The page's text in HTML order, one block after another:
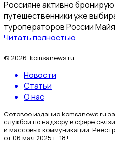
Россияне активно
путешественники уже
туроператоров России
Читать полностью
© 2026 komsanews.ru
Новости
Статьи
О нас
Сетевое издание komsanews.ru
службой по надзору в сфере
и массовых коммуникаций.
от 06 мая 2025 г. 18+